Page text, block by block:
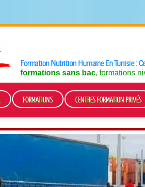
Formation Nutrition Humaine En Tunisie :
formations sans bac, formations
FORMATIONS CENTRES FORMATION PRIVÉS